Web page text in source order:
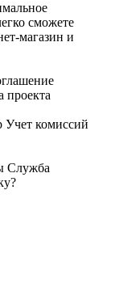
сможете
магазин и
проекта
Учет комиссий
Служба